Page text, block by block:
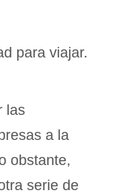
para viajar.
las
a la
obstante,
serie de